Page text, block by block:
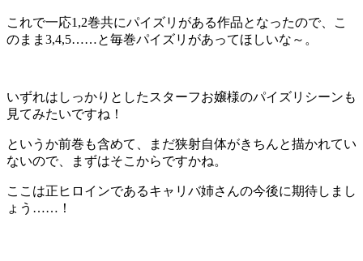
これで一応1,2巻共にパイズリがある作品となったので、こ
のまま3,4,5……と毎巻パイズリがあってほしいな～。
いずれはしっかりとしたスターフお嬢様のパイズリシーンも
見てみたいですね！
というか前巻も含めて、まだ狭射自体がきちんと描かれてい
ないので、まずはそこからですかね。
ここは正ヒロインであるキャリバ姉さんの今後に期待しまし
ょう……！